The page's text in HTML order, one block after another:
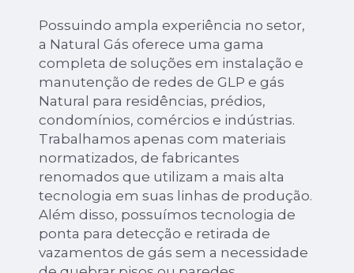
Possuindo ampla experiência no setor,
a Natural Gás oferece uma gama
completa de soluções em instalação e
manutenção de redes de GLP e gás
Natural para residências, prédios,
condomínios, comércios e indústrias.
Trabalhamos apenas com materiais
normatizados, de fabricantes
renomados que utilizam a mais alta
tecnologia em suas linhas de produção.
Além disso, possuímos tecnologia de
ponta para detecção e retirada de
vazamentos de gás sem a necessidade